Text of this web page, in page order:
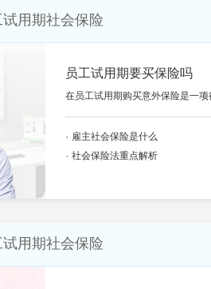
试用期社会保险
员工试用期要买保险吗
在员工试用期购买意外保险是一
雇主社会保险是什么
社会保险法重点解析
试用期社会保险